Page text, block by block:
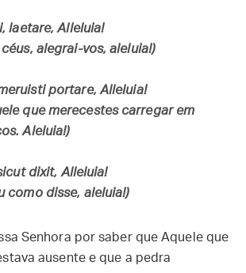
laetare, Alleluia!
céus, alegrai-vos, aleluia!)
portare, Alleluia!
que merecestes carregar em
Aleluia!)
dixit, Alleluia!
como disse, aleluia!)
Senhora por saber que Aquele que
ausente e que a pedra